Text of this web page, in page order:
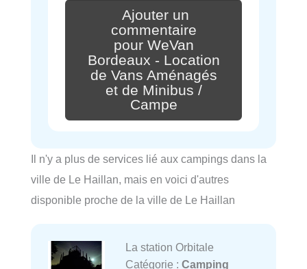
Ajouter un
commentaire
pour WeVan
Bordeaux - Location
de Vans Aménagés
et de Minibus /
Campe
Il n'y a plus de services lié aux campings dans la
ville de Le Haillan, mais en voici d'autres
disponible proche de la ville de Le Haillan
La station Orbitale
Catégorie : Camping